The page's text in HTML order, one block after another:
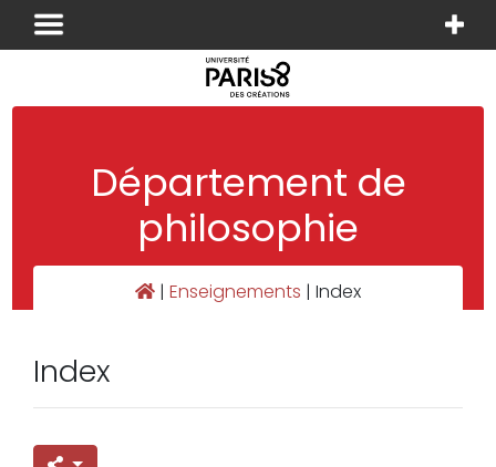
Panneau de gestion des cookies
Département de
philosophie
| Enseignements | Index
Index